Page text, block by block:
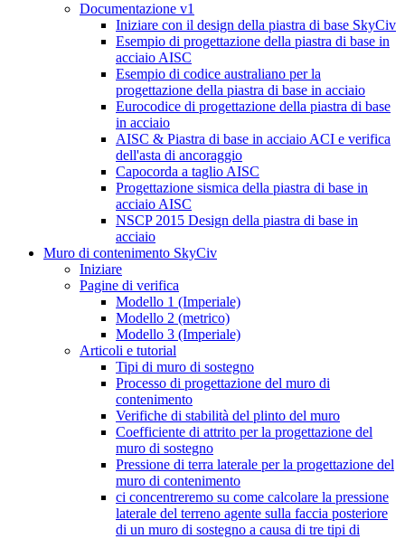
Documentazione v1
Iniziare con il design della piastra di base SkyCiv
Esempio di progettazione della piastra di base in
acciaio AISC
Esempio di codice australiano per la
progettazione della piastra di base in acciaio
Eurocodice di progettazione della piastra di base
in acciaio
AISC & Piastra di base in acciaio ACI e verifica
dell'asta di ancoraggio
Capocorda a taglio AISC
Progettazione sismica della piastra di base in
acciaio AISC
NSCP 2015 Design della piastra di base in
acciaio
Muro di contenimento SkyCiv
Iniziare
Pagine di verifica
Modello 1 (Imperiale)
Modello 2 (metrico)
Modello 3 (Imperiale)
Articoli e tutorial
Tipi di muro di sostegno
Processo di progettazione del muro di
contenimento
Verifiche di stabilità del plinto del muro
Coefficiente di attrito per la progettazione del
muro di sostegno
Pressione di terra laterale per la progettazione del
muro di contenimento
ci concentreremo su come calcolare la pressione
laterale del terreno agente sulla faccia posteriore
di un muro di sostegno a causa di tre tipi di